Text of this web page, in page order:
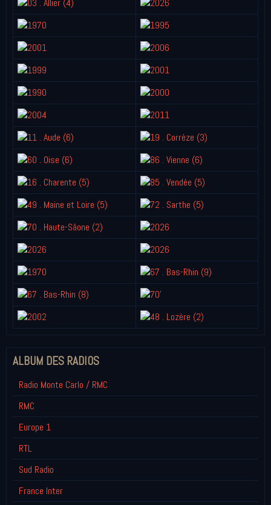
ALBUM DES RADIOS
Radio Monte Carlo / RMC
RMC
Europe 1
RTL
Sud Radio
France Inter